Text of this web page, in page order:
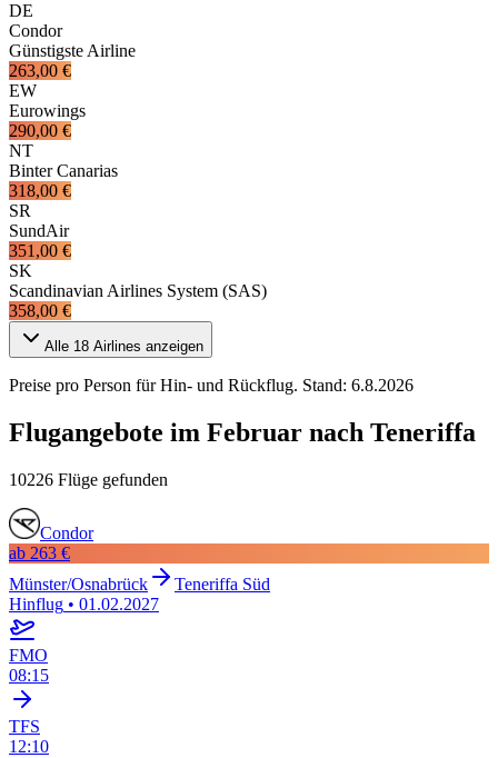
DE
Condor
Günstigste Airline
263,00 €
EW
Eurowings
290,00 €
NT
Binter Canarias
318,00 €
SR
SundAir
351,00 €
SK
Scandinavian Airlines System (SAS)
358,00 €
Alle 18 Airlines anzeigen
Preise pro Person für Hin- und Rückflug. Stand: 6.8.2026
Flugangebote im Februar nach Teneriffa
10226 Flüge gefunden
Condor
ab 263 €
Münster/Osnabrück
Teneriffa Süd
Hinflug • 01.02.2027
FMO
08:15
TFS
12:10